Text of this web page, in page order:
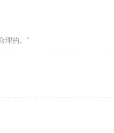
理的。”